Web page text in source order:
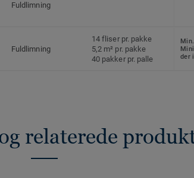
Fuldlimning
Fuldlimning
14 fliser pr. pakke
5,2 m² pr. pakke
40 pakker pr. palle
der
relaterede